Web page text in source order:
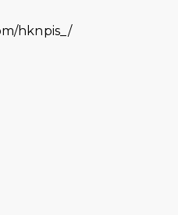
恆常練習 - 6月11日（19:00
hknpis_/